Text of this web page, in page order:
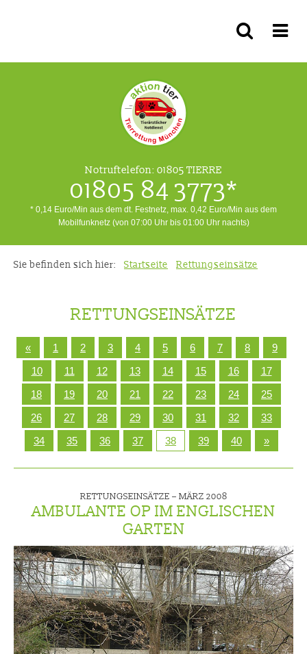
Notruftelefon: 01805 TIERRE
01805 84 3773*
* 0,14 Euro/Min aus dem dt. Festnetz, max. 0,42 Euro/Min aus dem
Mobilfunknetz (von 07:00 Uhr bis 01:00 Uhr nachts)
Sie befinden sich hier: Startseite Rettungseinsätze
RETTUNGSEINSÄTZE
« 1 2 3 4 5 6 7 8
9
10
11 12 13 14 15 16
17
18
19 20 21 22 23 24
25
26
27 28 29 30 31 32
33
34
35 36 37 38 39 40 »
RETTUNGSEINSÄTZE – MÄRZ 2008
AMBULANTE OP IM ENGLISCHEN
GARTEN